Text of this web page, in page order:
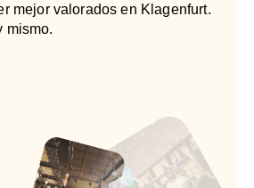
mejor valorados en Klagenfurt.
mismo.